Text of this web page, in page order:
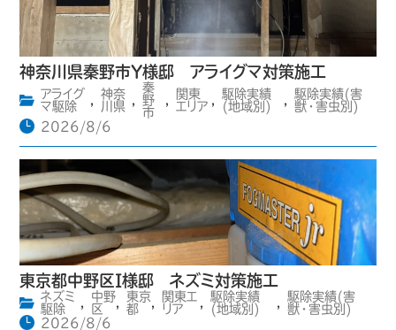
神奈川県秦野市Y様邸 アライグマ対策施工
アライグ
マ駆除
,
神奈
川県 ,
秦
野
市
,
関東
エリア ,
駆除実績
(地域別)
,
駆除実績(害
獣・害虫別)
2026/8/6
東京都中野区I様邸 ネズミ対策施工
ネズミ
駆除
,
中野
区
,
東京
都
,
関東エ
リア
,
駆除実績
(地域別)
,
駆除実績(害
獣・害虫別)
2026/8/6